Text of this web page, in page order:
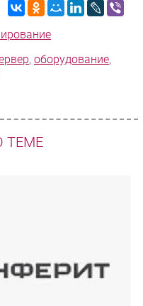
, оборудование,
ТЕМЕ